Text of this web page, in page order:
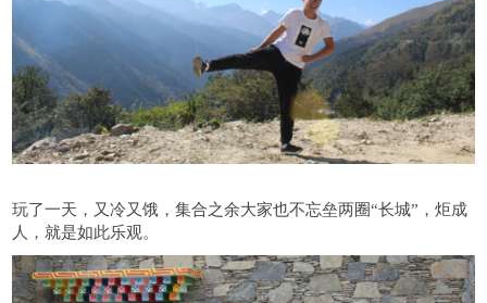
玩了一天，又冷又饿，集合之余大家也不忘垒两圈“长城”，炬成
人，就是如此乐观。